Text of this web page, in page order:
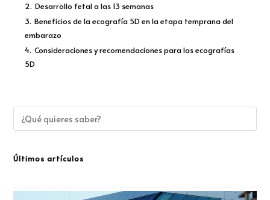
2. Desarrollo fetal a las 13 semanas
3. Beneficios de la ecografía 5D en la etapa temprana del
embarazo
4. Consideraciones y recomendaciones para las ecografías
5D
Últimos artículos